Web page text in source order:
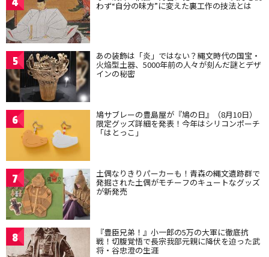
わず“自分の味方”に変えた裏工作の技法とは
5 あの装飾は「炎」ではない？縄文時代の国宝・
火焔型土器、5000年前の人々が刻んだ謎とデザ
インの秘密
6 鳩サブレーの豊島屋が『鳩の日』（8月10日）
限定グッズ詳細を発表！今年はシリコンポーチ
「はとっこ」
7 土偶なりきりパーカーも！青森の縄文遺跡群で
発掘された土偶がモチーフのキュートなグッズ
が新発売
8 『豊臣兄弟！』小一郎の5万の大軍に徹底抗
戦！切腹覚悟で長宗我部元親に降伏を迫った武
将・谷忠澄の生涯